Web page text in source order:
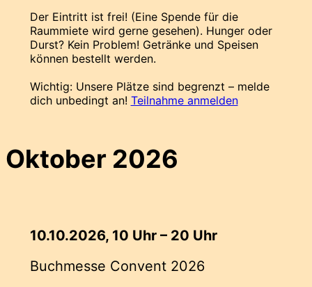
Der Eintritt ist frei! (Eine Spende für die
Raummiete wird gerne gesehen). Hunger oder
Durst? Kein Problem! Getränke und Speisen
können bestellt werden.
Wichtig: Unsere Plätze sind begrenzt – melde
dich unbedingt an! Teilnahme anmelden
Oktober 2026
10.10.2026, 10 Uhr – 20 Uhr
Buchmesse Convent 2026